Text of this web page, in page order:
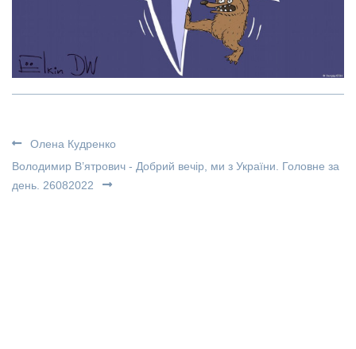
Олена Кудренко
Володимир В’ятрович - Добрий вечір, ми з України. Головне за
день. 26082022